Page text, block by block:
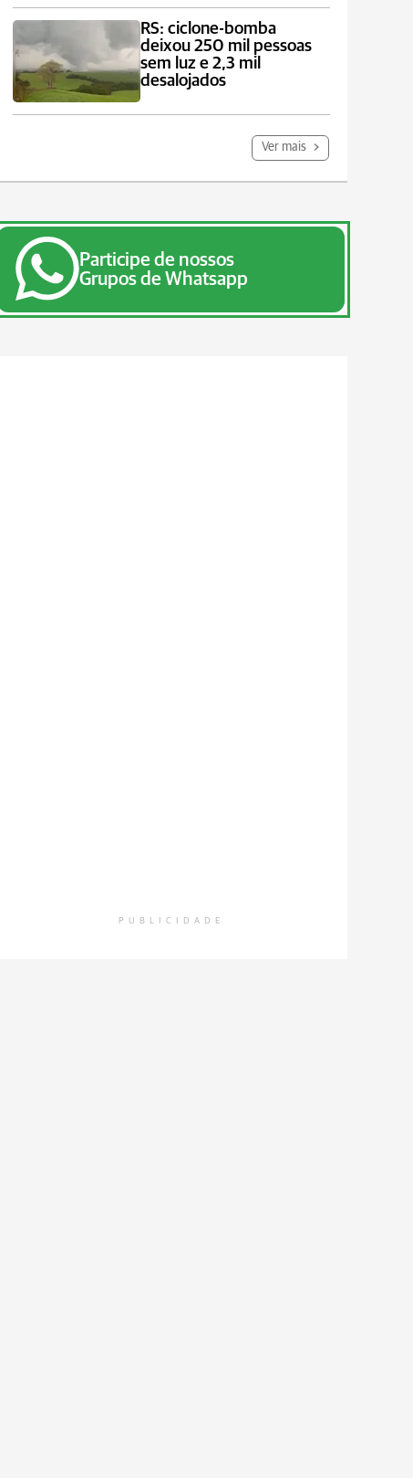
RS: ciclone-bomba
deixou 250 mil pessoas
sem luz e 2,3 mil
desalojados
Ver mais
Participe de nossos
Grupos de Whatsapp
PUBLICIDADE